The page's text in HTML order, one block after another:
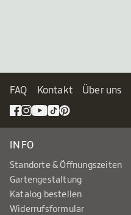
FAQ Kontakt Über uns
INFO
Standorte & Öffnungszeiten
Gartengestaltung
Katalog bestellen
Widerrufsformular